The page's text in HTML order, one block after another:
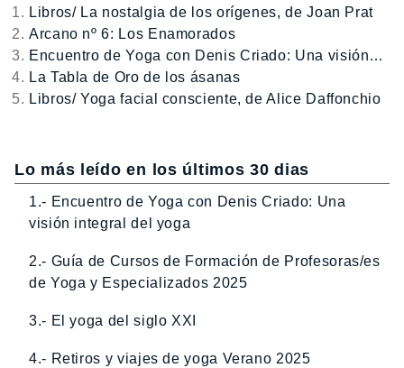
Libros/ La nostalgia de los orígenes, de Joan Prat
Arcano nº 6: Los Enamorados
Encuentro de Yoga con Denis Criado: Una visión…
La Tabla de Oro de los ásanas
Libros/ Yoga facial consciente, de Alice Daffonchio
Lo más leído en los últimos 30 dias
1.- Encuentro de Yoga con Denis Criado: Una
visión integral del yoga
2.- Guía de Cursos de Formación de Profesoras/es
de Yoga y Especializados 2025
3.- El yoga del siglo XXI
4.- Retiros y viajes de yoga Verano 2025